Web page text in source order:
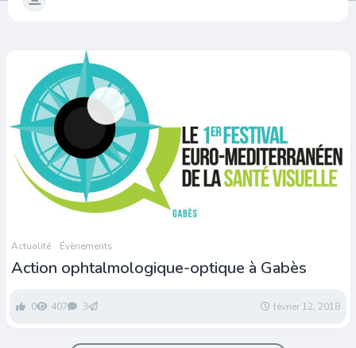
Actualité Évènements
Action ophtalmologique-optique à Gabès
0 407 3 février 12, 2018